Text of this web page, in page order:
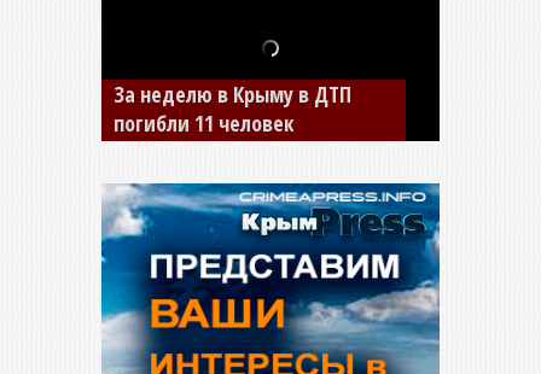
В Джанкое водитель ВАЗа
сбил двух детей на «зебре»